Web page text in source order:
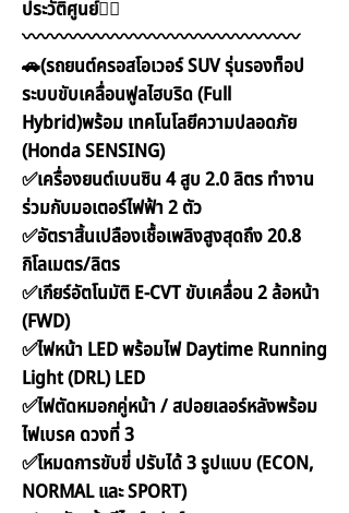
ประวัติศูนย์☝🏻
〰️〰️〰️〰️〰️〰️〰️〰️〰️〰️〰️〰️〰️〰️〰️
🚗(รถยนต์ครอสโอเวอร์ SUV รุ่นรองท็อป
ระบบขับเคลื่อนฟูลไฮบริด (Full
Hybrid)พร้อม เทคโนโลยีความปลอดภัย
(Honda SENSING)
✅เครื่องยนต์เบนซิน 4 สูบ 2.0 ลิตร ทำงาน
ร่วมกับมอเตอร์ไฟฟ้า 2 ตัว
✅อัตราสิ้นเปลืองเชื้อเพลิงสูงสุดถึง 20.8
กิโลเมตร/ลิตร
✅เกียร์อัตโนมัติ E-CVT ขับเคลื่อน 2 ล้อหน้า
(FWD)
✅ไฟหน้า LED พร้อมไฟ Daytime Running
Light (DRL) LED
✅ไฟตัดหมอกคู่หน้า / สปอยเลอร์หลังพร้อม
ไฟเบรค ดวงที่ 3
✅โหมดการขับขี่ ปรับได้ 3 รูปแบบ (ECON,
NORMAL และ SPORT)